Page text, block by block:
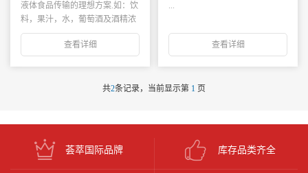
液体食品传输的理想方案.如：饮
料，果汁，水，葡萄酒及酒精浓
度高达20%的...
查看详细
...
查看详细
共2条记录，当前显示第 1 页
荟萃国际品牌 库存品类齐全